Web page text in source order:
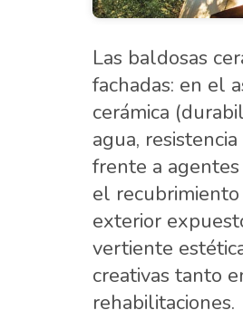
Las baldosas
fachadas: en el
cerámica
agua,
frente a
el
exterior
vertiente
creativas tanto
rehabilitaciones.